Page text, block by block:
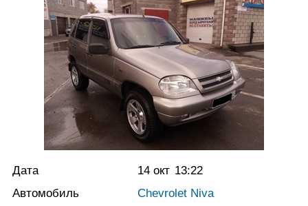
Дата 14 окт 13:22
Автомобиль
Chevrolet Niva